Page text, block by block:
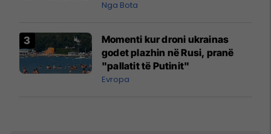
pazakontë
Nga Bota
Momenti kur droni ukrainas
godet plazhin në Rusi, pranë
"pallatit të Putinit"
Evropa